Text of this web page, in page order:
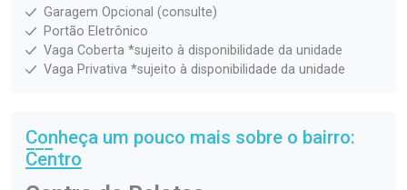
Garagem Opcional (consulte)
Portão Eletrônico
Vaga Coberta *sujeito à disponibilidade da unidade
Vaga Privativa *sujeito à disponibilidade da unidade
Conheça um pouco mais sobre o bairro:
Centro